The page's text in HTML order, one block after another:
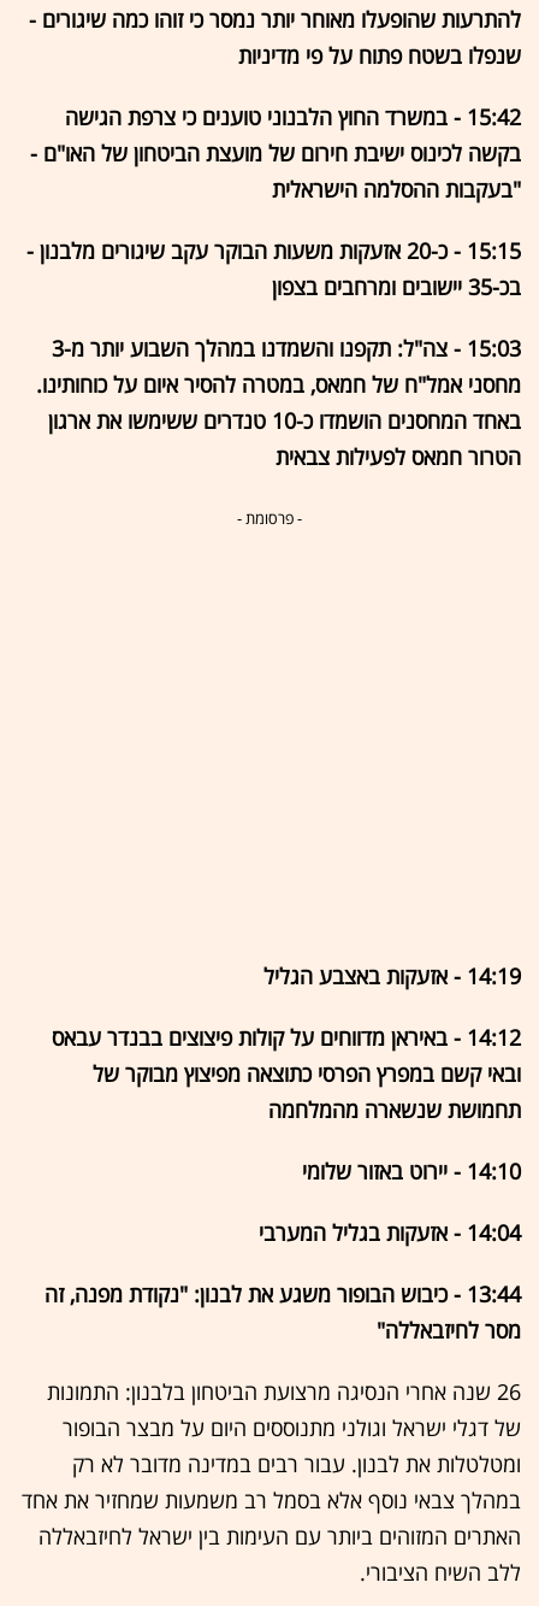
להתרעות שהופעלו מאוחר יותר נמסר כי זוהו כמה שיגורים -
שנפלו בשטח פתוח על פי מדיניות
15:42 - במשרד החוץ הלבנוני טוענים כי צרפת הגישה
בקשה לכינוס ישיבת חירום של מועצת הביטחון של האו"ם -
"בעקבות ההסלמה הישראלית
15:15 - כ-20 אזעקות משעות הבוקר עקב שיגורים מלבנון -
בכ-35 יישובים ומרחבים בצפון
15:03 - צה"ל: תקפנו והשמדנו במהלך השבוע יותר מ-3
מחסני אמל"ח של חמאס, במטרה להסיר איום על כוחותינו.
באחד המחסנים הושמדו כ-10 טנדרים ששימשו את ארגון
הטרור חמאס לפעילות צבאית
- פרסומת -
14:19 - אזעקות באצבע הגליל
14:12 - באיראן מדווחים על קולות פיצוצים בבנדר עבאס
ובאי קשם במפרץ הפרסי כתוצאה מפיצוץ מבוקר של
תחמושת שנשארה מהמלחמה
14:10 - יירוט באזור שלומי
14:04 - אזעקות בגליל המערבי
13:44 - כיבוש הבופור משגע את לבנון: "נקודת מפנה, זה
מסר לחיזבאללה"
26 שנה אחרי הנסיגה מרצועת הביטחון בלבנון: התמונות
של דגלי ישראל וגולני מתנוססים היום על מבצר הבופור
ומטלטלות את לבנון. עבור רבים במדינה מדובר לא רק
במהלך צבאי נוסף אלא בסמל רב משמעות שמחזיר את אחד
האתרים המזוהים ביותר עם העימות בין ישראל לחיזבאללה
ללב השיח הציבורי.